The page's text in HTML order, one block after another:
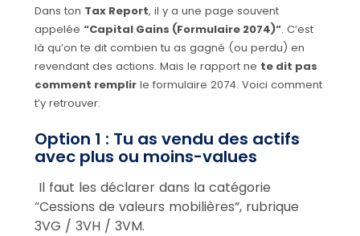
Dans ton Tax Report, il y a une page souvent
appelée “Capital Gains (Formulaire 2074)”. C’est
là qu’on te dit combien tu as gagné (ou perdu) en
revendant des actions. Mais le rapport ne te dit pas
comment remplirle formulaire 2074. Voici comment
t’y retrouver.
Option 1 : Tu as vendu des actifs
avec plus ou moins-values
Il faut les déclarer dans la catégorie
“Cessions de valeurs mobilières”, rubrique
3VG / 3VH / 3VM.